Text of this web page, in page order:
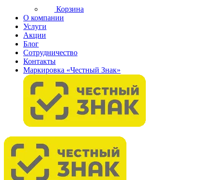
Корзина
О компании
Услуги
Акции
Блог
Сотрудничество
Контакты
Маркировка «Честный Знак»